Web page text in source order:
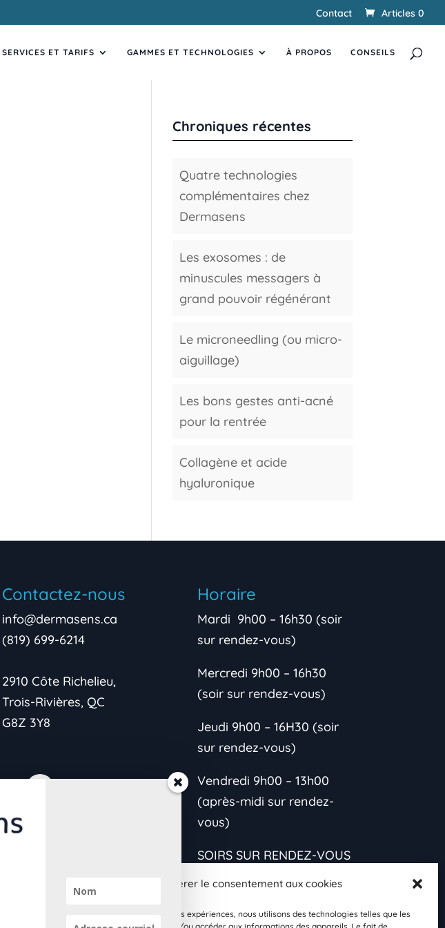
Gérer le consentement aux cookies
Pour offrir les meilleures expériences, nous utilisons des technologies telles que les
Contact Articles 0
SERVICES ET TARIFS GAMMES ET TECHNOLOGIES À PROPOS CONSEILS
Recherche
produits
Chroniques récentes
Quatre technologies
complémentaires chez
Dermasens
Les exosomes : de
minuscules messagers à
grand pouvoir régénérant
Le microneedling (ou micro-
aiguillage)
Les bons gestes anti-acné
pour la rentrée
Collagène et acide
hyaluronique
Contactez-nous
info@dermasens.ca
(819) 699-6214
2910 Côte Richelieu,
Trois-Rivières, QC
G8Z 3Y8
→Conditions de retours et
Horaire
Mardi 9h00 – 16h30 (soir
sur rendez-vous)
Mercredi 9h00 – 16h30
(soir sur rendez-vous)
Jeudi 9h00 – 16H30 (soir
sur rendez-vous)
Vendredi 9h00 – 13h00
(après-midi sur rendez-
vous)
SOIRS SUR RENDEZ-VOUS
*L’horaire est variable